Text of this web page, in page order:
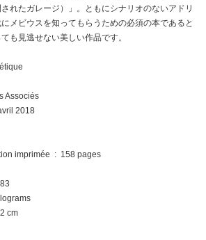
れたガレージ）」。ともにシナリオのないアドリ
メビウスを知ってもらうための必須の本であると
も見逃せない美しい作品です。
Associés
: ‎ 25 avril 2018
Nombre de pages de l'édition imprimée ‏ : ‎ 158 pages
1,12 Kilograms
32 cm